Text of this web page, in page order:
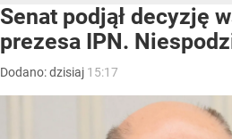
Senat podjął decyzję
prezesa IPN.
Dodano:dzisiaj 15:17